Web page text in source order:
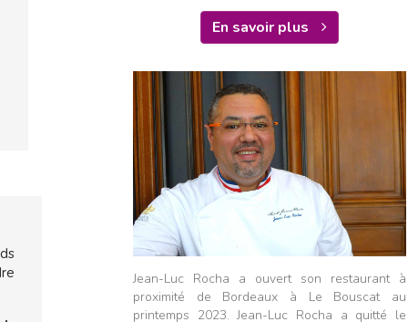
En savoir plus
Jean-Luc Rocha a ouvert son restaurant à
proximité de Bordeaux à Le Bouscat au
printemps 2023. Jean-Luc Rocha a quitté le